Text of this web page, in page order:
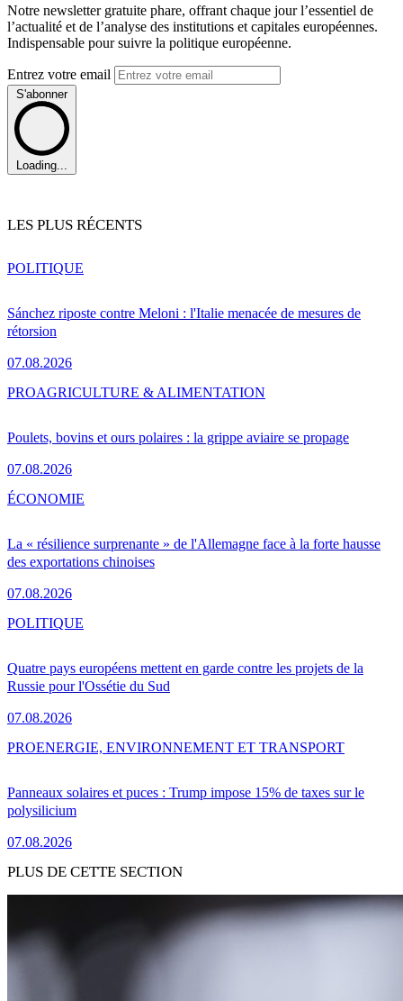
Notre newsletter gratuite phare, offrant chaque jour l’essentiel de
l’actualité et de l’analyse des institutions et capitales européennes.
Indispensable pour suivre la politique européenne.
Entrez votre email
S'abonner
Loading...
LES PLUS RÉCENTS
Sánchez riposte contre Meloni : l'Italie menacée de mesures de
rétorsion
07.08.2026
POLITIQUE
Poulets, bovins et ours polaires : la grippe aviaire se propage
07.08.2026
PROAGRICULTURE & ALIMENTATION
La « résilience surprenante » de l'Allemagne face à la forte hausse
des exportations chinoises
07.08.2026
ÉCONOMIE
Quatre pays européens mettent en garde contre les projets de la
Russie pour l'Ossétie du Sud
07.08.2026
POLITIQUE
Panneaux solaires et puces : Trump impose 15% de taxes sur le
polysilicium
07.08.2026
PROENERGIE, ENVIRONNEMENT ET TRANSPORT
PLUS DE CETTE SECTION